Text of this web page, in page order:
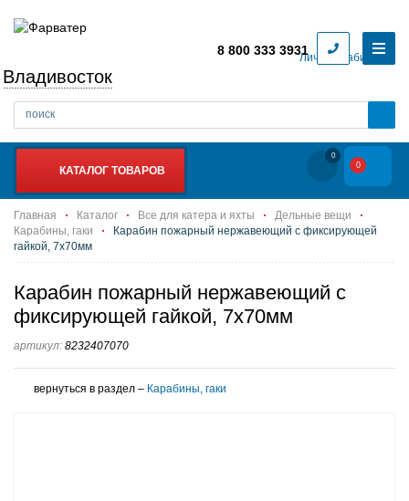
Личный кабинет
Владивосток
8 800 333 3931
КАТАЛОГ ТОВАРОВ
0
0
Главная Каталог Все для катера и яхты
Дельные вещи
Карабины, гаки
Карабин пожарный нержавеющий с фиксирующей
гайкой, 7х70мм
Карабин пожарный нержавеющий с
фиксирующей гайкой, 7х70мм
артикул: 8232407070
вернуться в раздел – Карабины, гаки